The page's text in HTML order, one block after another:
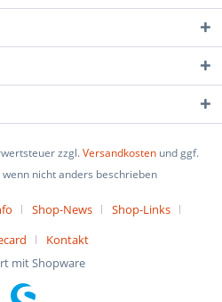
zzgl.Versandkosten und ggf.
nicht anders beschrieben
Shop-News
Shop-Links
Kontakt
mit Shopware